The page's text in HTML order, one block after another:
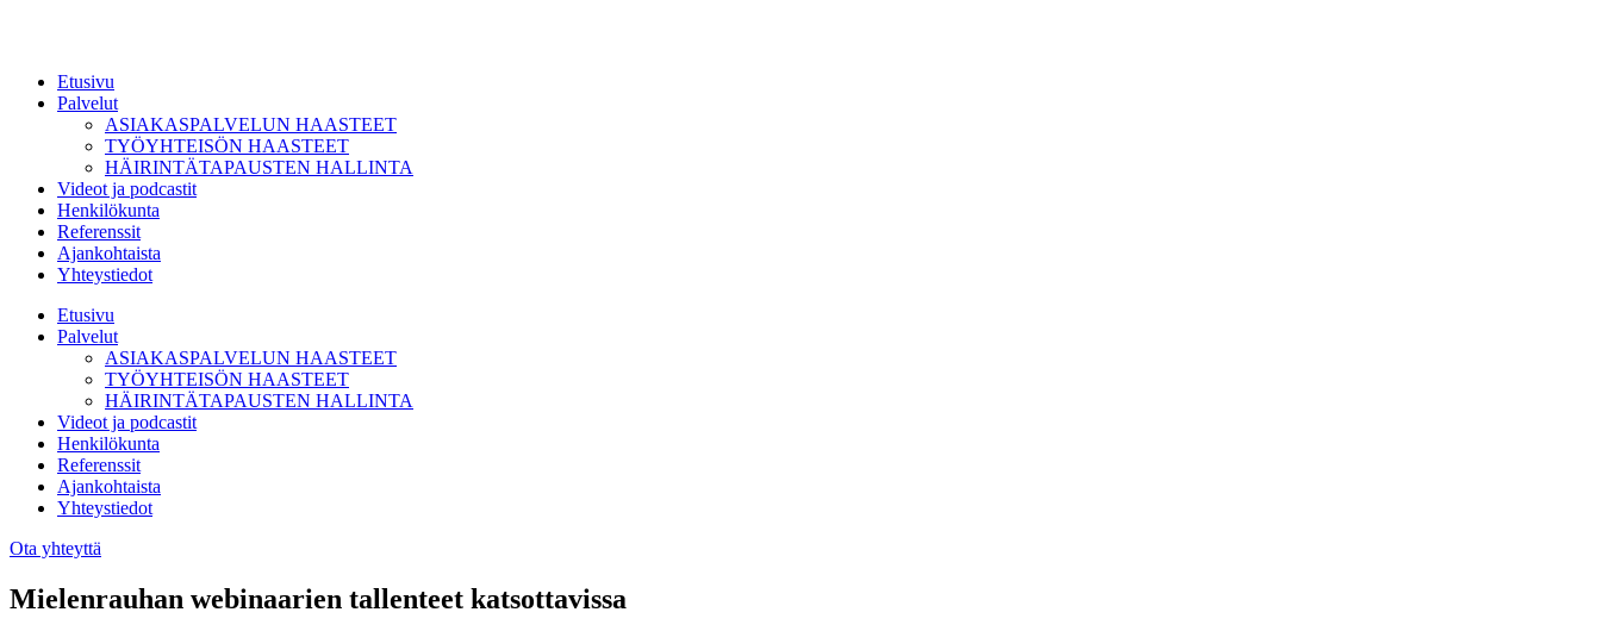
Etusivu
Palvelut
ASIAKASPALVELUN HAASTEET
TYÖYHTEISÖN HAASTEET
HÄIRINTÄTAPAUSTEN HALLINTA
Videot ja podcastit
Henkilökunta
Referenssit
Ajankohtaista
Yhteystiedot
Etusivu
Palvelut
ASIAKASPALVELUN HAASTEET
TYÖYHTEISÖN HAASTEET
HÄIRINTÄTAPAUSTEN HALLINTA
Videot ja podcastit
Henkilökunta
Referenssit
Ajankohtaista
Yhteystiedot
Ota yhteyttä
Mielenrauhan webinaarien tallenteet katsottavissa